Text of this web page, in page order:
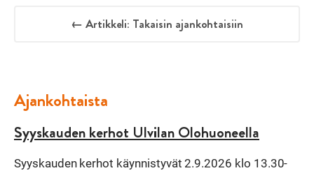
← Artikkeli: Takaisin ajankohtaisiin
Ajankohtaista
Syyskauden kerhot Ulvilan Olohuoneella
Syyskauden kerhot käynnistyvät 2.9.2026 klo 13.30-